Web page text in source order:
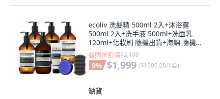
ecoliv 洗髮精 500ml 2入+沐浴露
500ml 2入+洗手液 500ml+洗面乳
120ml+化妝刷 隨機出貨+海綿 隨機出
貨, 1套
首購折扣價$2,199
9% $1,999 ($1999.00/1套)
缺貨